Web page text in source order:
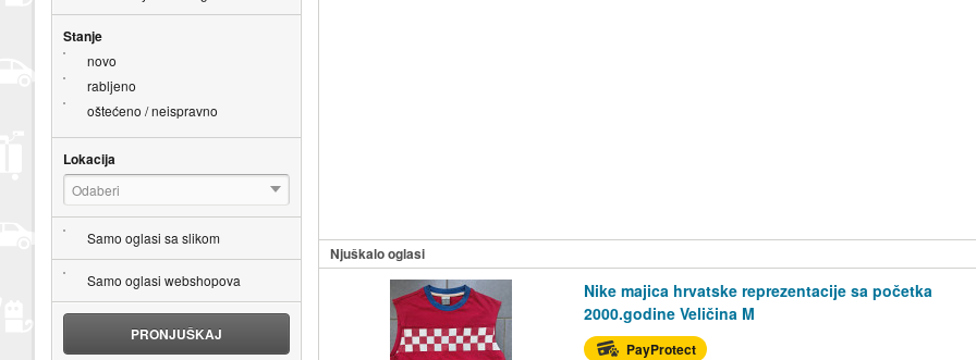
Njuškalo oglasi
Nike majica hrvatske reprezentacije sa početka
2000.godine Veličina M
PayProtect
Stanje
novo
rabljeno
oštećeno / neispravno
Lokacija
Odaberi
Samo oglasi sa slikom
Samo oglasi webshopova
PRONJUŠKAJ